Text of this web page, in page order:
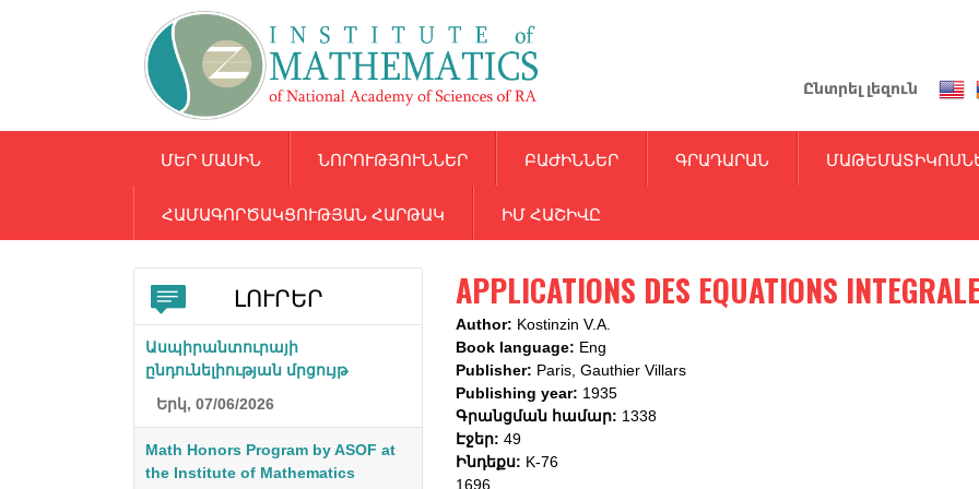
Ընտրել լեզուն
ՄԵՐ ՄԱՍԻՆ ՆՈՐՈՒԹՅՈՒՆՆԵՐ ԲԱԺԻՆՆԵՐ ԳՐԱԴԱՐԱՆ
ՀԱՄԱԳՈՐԾԱԿՑՈՒԹՅԱՆ ՀԱՐԹԱԿ ԻՄ ՀԱՇԻՎԸ
APPLICATIONS DES EQUATIONS
Author: Kostinzin V.A.
Book language: Eng
Publisher: Paris, Gauthier Villars
Publishing year: 1935
Գրանցման համար: 1338
Էջեր: 49
Ինդեքս: K-76
1696
ԼՈՒՐԵՐ
Ասպիրանտուրայի
ընդունելիության մրցույթ
Երկ, 07/06/2026
Math Honors Program by ASOF at
the Institute of Mathematics